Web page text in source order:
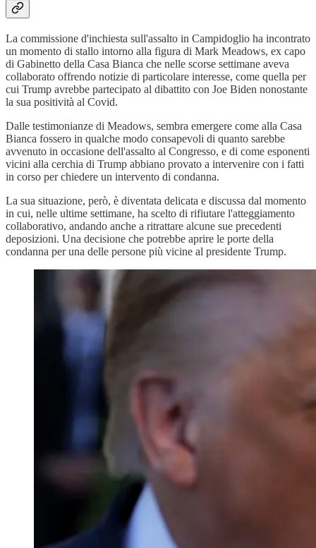
La commissione d'inchiesta sull'assalto in Campidoglio ha incontrato
un momento di stallo intorno alla figura di Mark Meadows, ex capo
di Gabinetto della Casa Bianca che nelle scorse settimane aveva
collaborato offrendo notizie di particolare interesse, come quella per
cui Trump avrebbe partecipato al dibattito con Joe Biden nonostante
la sua positività al Covid.
Dalle testimonianze di Meadows, sembra emergere come alla Casa
Bianca fossero in qualche modo consapevoli di quanto sarebbe
avvenuto in occasione dell'assalto al Congresso, e di come esponenti
vicini alla cerchia di Trump abbiano provato a intervenire con i fatti
in corso per chiedere un intervento di condanna.
La sua situazione, però, è diventata delicata e discussa dal momento
in cui, nelle ultime settimane, ha scelto di rifiutare l'atteggiamento
collaborativo, andando anche a ritrattare alcune sue precedenti
deposizioni. Una decisione che potrebbe aprire le porte della
condanna per una delle persone più vicine al presidente Trump.